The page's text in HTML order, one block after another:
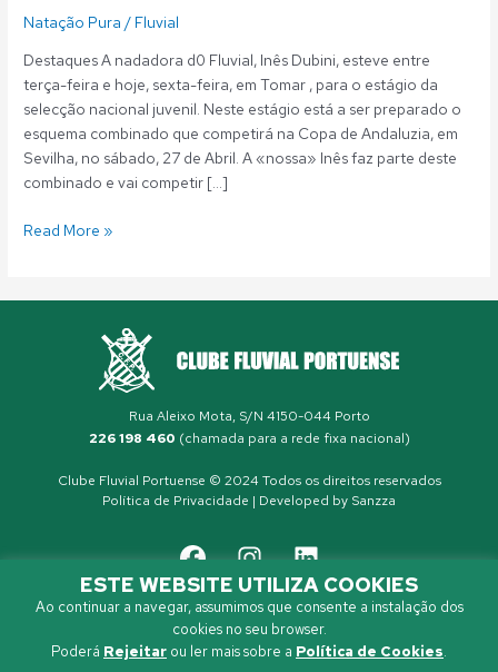
Natação Pura / Fluvial
Destaques A nadadora d0 Fluvial, Inês Dubini, esteve entre
terça-feira e hoje, sexta-feira, em Tomar , para o estágio da
selecção nacional juvenil. Neste estágio está a ser preparado o
esquema combinado que competirá na Copa de Andaluzia, em
Sevilha, no sábado, 27 de Abril. A «nossa» Inês faz parte deste
combinado e vai competir […]
Read More »
Rua Aleixo Mota, S/N 4150-044 Porto
226 198 460 (chamada para a rede fixa nacional)
Clube Fluvial Portuense © 2024 Todos os direitos reservados
Política de Privacidade | Developed by Sanzza
ESTE WEBSITE UTILIZA COOKIES
Ao continuar a navegar, assumimos que consente a instalação dos
cookies no seu browser.
Poderá Rejeitar ou ler mais sobre a Política de Cookies.